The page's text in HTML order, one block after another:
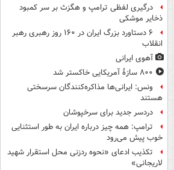
درگیری لفظی ترامپ و هگزث بر سر کمبود
ذخایر موشکی
۶ دستاورد بزرگ ایران در ۱۶۰ روز رهبری رهبر
انقلاب
آهوی ایرانی
۸۰۰ سازۀ آمریکایی خاکستر شد
ونس: ایرانی‌ها مذاکره‌کنندگان سرسختی
هستند
دردسر جدید برای سرخپوشان
ترامپ: همه چیز درباره ایران به طور استثنایی
خوب پیش می‌رود
تکذیب ادعای «نحوه ردزنی محل استقرار شهید
لاریجانی»